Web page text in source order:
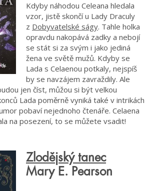
Kdyby náhodou Celeana hledala
vzor, jistě skončí u Lady Draculy
z Dobyvatelské ságy. Tahle holka
opravdu nakopává zadky a nebojí
se stát si za svým i jako jediná
žena ve světě mužů. Kdyby se
Lada s Celaenou potkaly, nejspíš
by se navzájem zavraždily. Ale
jen číst, můžou si být velkou
Lada poměrně vyniká také v intrikách
pobaví nejednoho čtenáře. Celaena
na posezení, to se můžete vsadit!
Zlodějský tanec
Mary E. Pearson